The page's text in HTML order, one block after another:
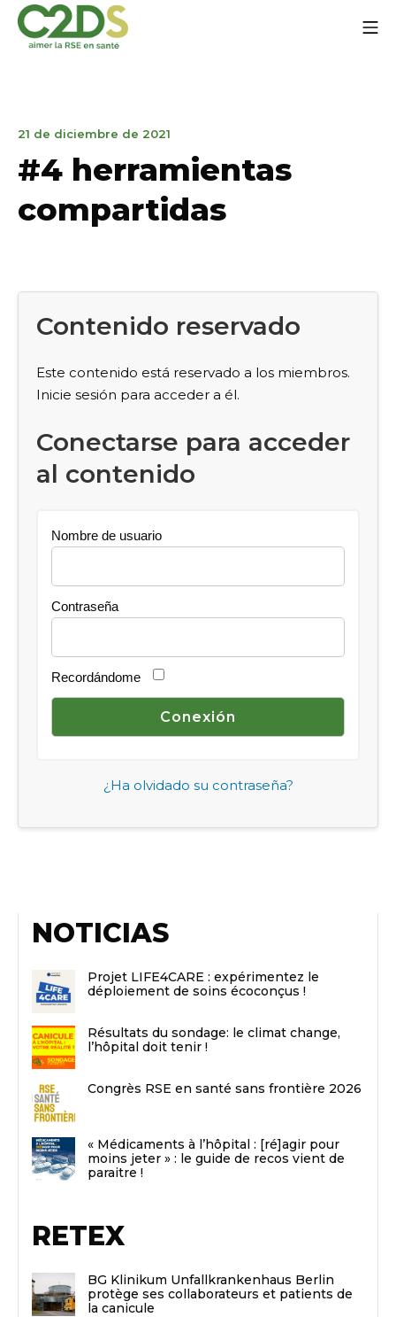
contenido
21 de diciembre de 2021
diciembre
2021
#4 herramientas
compartidas
Contenido reservado
Este contenido está reservado a los miembros.
Inicie sesión para acceder a él.
Conectarse para acceder
al contenido
Nombre de usuario
Contraseña
Recordándome
¿Ha olvidado su contraseña?
NOTICIAS
Projet LIFE4CARE : expérimentez le
déploiement de soins écoconçus !
Résultats du sondage: le climat change,
l’hôpital doit tenir !
Congrès RSE en santé sans frontière 2026
« Médicaments à l’hôpital : [ré]agir pour
moins jeter » : le guide de recos vient de
paraitre !
RETEX
BG Klinikum Unfallkrankenhaus Berlin
protège ses collaborateurs et patients de
la canicule